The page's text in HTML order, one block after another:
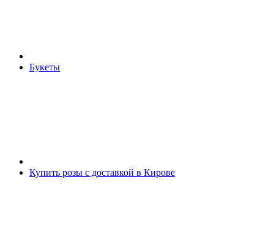
Букеты
Купить розы с доставкой в Кирове